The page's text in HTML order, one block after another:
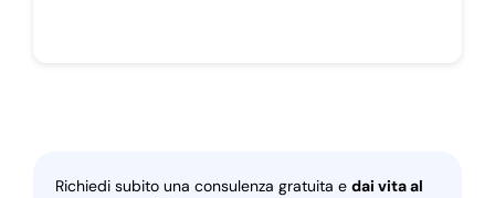
Richiedi subito una consulenza gratuita e dai vita al